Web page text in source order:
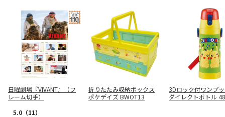
日曜劇場『VIVANT』（フ
レーム切手）
5.0 （11）
折りたたみ収納ボックス
ポケデイズ BWOT13
3Dロック付ワンプ
ダイレクトボトル